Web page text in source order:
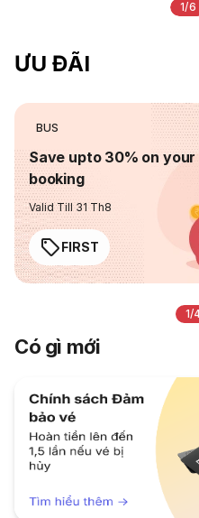
1/6
ƯU ĐÃI
BUS
Save upto 30% on
booking
Valid Till 31 Th8
FIRST
1/
Có gì mới